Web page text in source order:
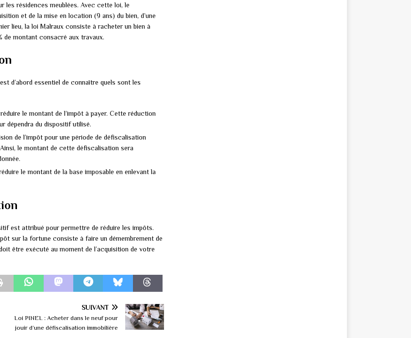
les résidences meublées. Avec cette loi, le
et de la mise en location (9 ans) du bien, d’une
lieu, la loi Malraux consiste à racheter un bien à
de montant consacré aux travaux.
d’abord essentiel de connaître quels sont les
le montant de l’impôt à payer. Cette réduction
dépendra du dispositif utilisé.
de l’impôt pour une période de défiscalisation
le montant de cette défiscalisation sera
le montant de la base imposable en enlevant la
est attribué pour permettre de réduire les impôts.
sur la fortune consiste à faire un démembrement de
être exécuté au moment de l’acquisition de votre
SUIVANT
Loi PINEL : Acheter dans le neuf pour
jouir d’une défiscalisation immobilière